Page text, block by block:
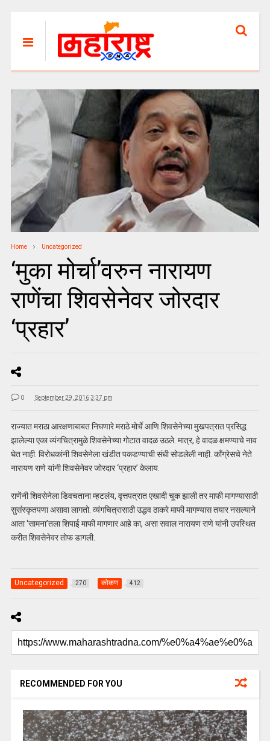
Home Uncategorized
‘मुका मोर्चा’वरुन नारायण
राणेंचा शिवसेनेवर जोरदार
‘प्रहार’
0 September 29, 2016 3:37 pm
राज्यात मराठा आरक्षणाबाबत निघणारे मराठे मोर्चे आणि शिवसेनेच्या मुखपत्रात प्रसिद्ध
झालेल्या एका व्यंगचित्रामुळे शिवसेनेच्या गोटात वादळ उठले. मात्र, हे वादळ क्षमण्याचे नाव
घेत नाही. विरोधकांनी शिवसेनेला खंडीत पकडण्याची संधी सोडलेली नाही. काँग्रेसचे नेते
नारायण राणे यांनी शिवसेनेवर जोरदार ‘प्रहार’ केलाय.
राणेंनी शिवसेनेला डिवचताना म्हटलंय, वृत्तपत्रात एखादी चूक झाली तर माफी मागण्यासाठी
सुसंस्कृतपणा असावा लागतो. व्यंगचित्रासाठी उद्धव ठाकरे माफी मागण्यास तयार नसल्याने
आता ‘सामना’तला शिपाई माफी मागणार आहे का, असा सवाल नारायण राणे यांनी उपस्थित
करीत शिवसेनेवर तोफ डागली.
Uncategorized 270 कोकण 412
RECOMMENDED FOR YOU